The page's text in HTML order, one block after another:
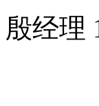
殷经理